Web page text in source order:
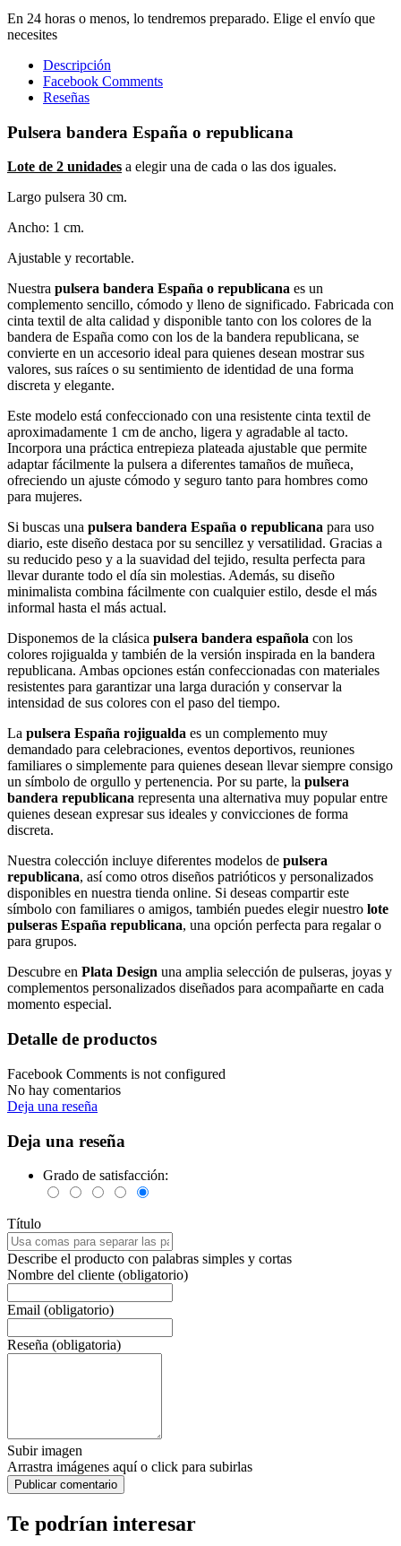
En 24 horas o menos, lo tendremos preparado. Elige el envío que
necesites
Descripción
Facebook Comments
Reseñas
Pulsera bandera España o republicana
Lote de 2 unidades a elegir una de cada o las dos iguales.
Largo pulsera 30 cm.
Ancho: 1 cm.
Ajustable y recortable.
Nuestra pulsera bandera España o republicana es un
complemento sencillo, cómodo y lleno de significado. Fabricada con
cinta textil de alta calidad y disponible tanto con los colores de la
bandera de España como con los de la bandera republicana, se
convierte en un accesorio ideal para quienes desean mostrar sus
valores, sus raíces o su sentimiento de identidad de una forma
discreta y elegante.
Este modelo está confeccionado con una resistente cinta textil de
aproximadamente 1 cm de ancho, ligera y agradable al tacto.
Incorpora una práctica entrepieza plateada ajustable que permite
adaptar fácilmente la pulsera a diferentes tamaños de muñeca,
ofreciendo un ajuste cómodo y seguro tanto para hombres como
para mujeres.
Si buscas una pulsera bandera España o republicana para uso
diario, este diseño destaca por su sencillez y versatilidad. Gracias a
su reducido peso y a la suavidad del tejido, resulta perfecta para
llevar durante todo el día sin molestias. Además, su diseño
minimalista combina fácilmente con cualquier estilo, desde el más
informal hasta el más actual.
Disponemos de la clásica pulsera bandera española con los
colores rojigualda y también de la versión inspirada en la bandera
republicana. Ambas opciones están confeccionadas con materiales
resistentes para garantizar una larga duración y conservar la
intensidad de sus colores con el paso del tiempo.
La pulsera España rojigualda es un complemento muy
demandado para celebraciones, eventos deportivos, reuniones
familiares o simplemente para quienes desean llevar siempre consigo
un símbolo de orgullo y pertenencia. Por su parte, la pulsera
bandera republicana representa una alternativa muy popular entre
quienes desean expresar sus ideales y convicciones de forma
discreta.
Nuestra colección incluye diferentes modelos de pulsera
republicana, así como otros diseños patrióticos y personalizados
disponibles en nuestra tienda online. Si deseas compartir este
símbolo con familiares o amigos, también puedes elegir nuestro lote
pulseras España republicana, una opción perfecta para regalar o
para grupos.
Descubre en Plata Design una amplia selección de pulseras, joyas y
complementos personalizados diseñados para acompañarte en cada
momento especial.
Detalle de productos
Facebook Comments is not configured
No hay comentarios
Deja una reseña
Deja una reseña
Grado de satisfacción:
Título
Describe el producto con palabras simples y cortas
Nombre del cliente (obligatorio)
Email (obligatorio)
Reseña (obligatoria)
Subir imagen
Arrastra imágenes aquí o click para subirlas
Te podrían interesar